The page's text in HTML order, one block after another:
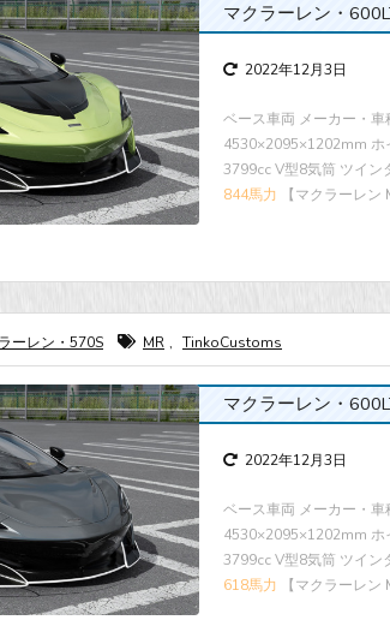
マクラーレン・
2022年12月3日
ベース車両 メーカー・
4530×2095×1202mm ホ
3799cc V型8気筒 ツイン
844馬力 【マクラーレ
ーレン・570S MR , TinkoCustoms
マクラーレン・
2022年12月3日
ベース車両 メーカー・
4530×2095×1202mm ホ
3799cc V型8気筒 ツイン
618馬力 【マクラーレ